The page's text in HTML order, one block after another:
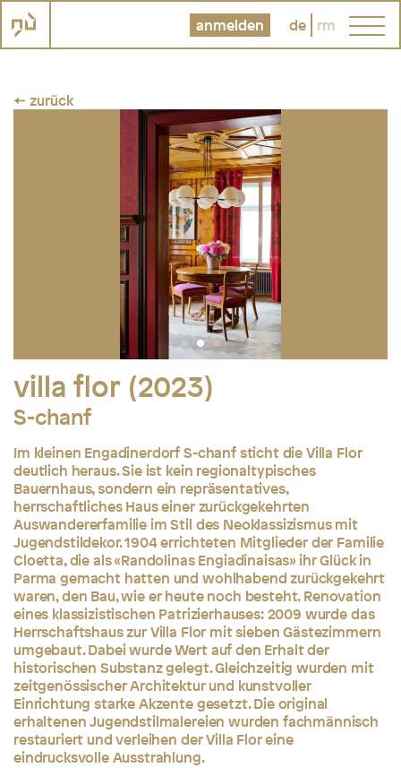
anmelden de rm
← zurück
villa flor (2023)
S-chanf
Im kleinen Engadinerdorf S-chanf sticht die Villa Flor
deutlich heraus. Sie ist kein regionaltypisches
Bauernhaus, sondern ein repräsentatives,
herrschaftliches Haus einer zurückgekehrten
Auswandererfamilie im Stil des Neoklassizismus mit
Jugendstildekor. 1904 errichteten Mitglieder der Familie
Cloetta, die als «Randolinas Engiadinaisas» ihr Glück in
Parma gemacht hatten und wohlhabend zurückgekehrt
waren, den Bau, wie er heute noch besteht. Renovation
eines klassizistischen Patrizierhauses: 2009 wurde das
Herrschaftshaus zur Villa Flor mit sieben Gästezimmern
umgebaut. Dabei wurde Wert auf den Erhalt der
historischen Substanz gelegt. Gleichzeitig wurden mit
zeitgenössischer Architektur und kunstvoller
Einrichtung starke Akzente gesetzt. Die original
erhaltenen Jugendstilmalereien wurden fachmännisch
restauriert und verleihen der Villa Flor eine
eindrucksvolle Ausstrahlung.